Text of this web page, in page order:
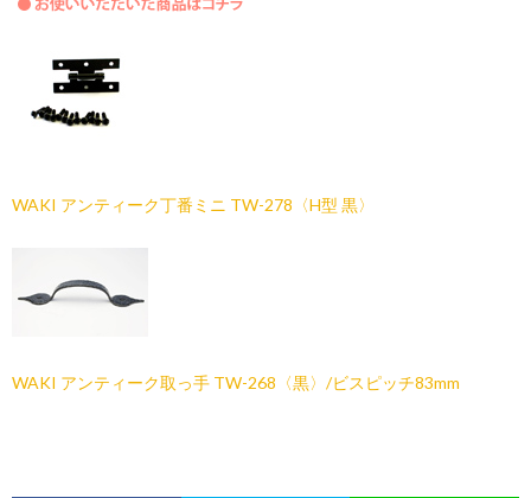
WAKI アンティーク丁番ミニ TW-278〈H型 黒〉
WAKI アンティーク取っ手 TW-268〈黒〉/ビスピッチ83mm